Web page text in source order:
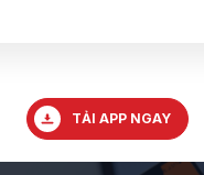
TẢI APP NGAY